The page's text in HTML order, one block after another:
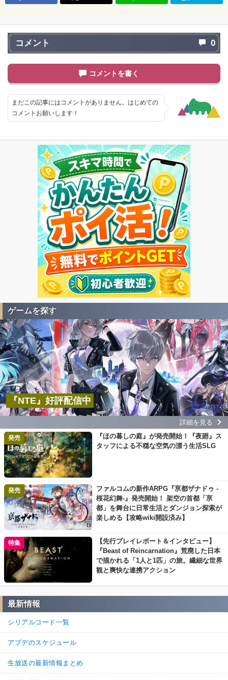
コメント 0
コメントを書く
まだこの記事にはコメントがありません。はじめての
コメントお願いします！
ゲームを探す
『NTE』好評配信中
詳細を見る
発売
『ほの暮しの庭』が発売開始！『夜廻』ス
タッフによる不穏な空気の漂う生活SLG
発売
ファルコムの新作ARPG『亰都ザナドゥ -
桜花幻舞-』発売開始！ 架空の首都「亰
都」を舞台に日常生活とダンジョン探索が
楽しめる【攻略wiki開設済み】
特集
【先行プレイレポート＆インタビュー】
『Beast of Reincarnation』荒廃した日本
で描かれる「1人と1匹」の旅。繊細な世界
観と爽快な連携アクション
最新情報
シリアルコード一覧
アプデのスケジュール
生放送の最新情報まとめ